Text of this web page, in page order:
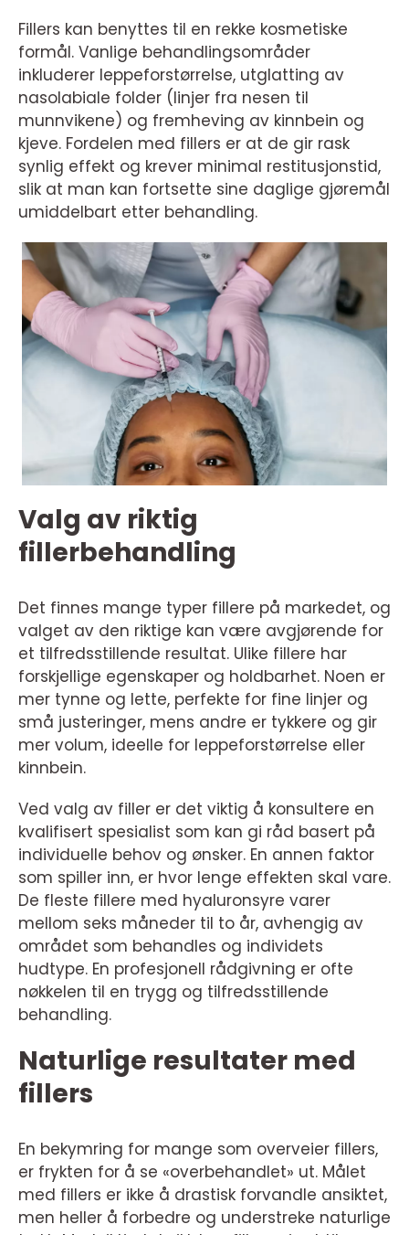
Fillers kan benyttes til en rekke kosmetiske
formål. Vanlige behandlingsområder
inkluderer leppeforstørrelse, utglatting av
nasolabiale folder (linjer fra nesen til
munnvikene) og fremheving av kinnbein og
kjeve. Fordelen med fillers er at de gir rask
synlig effekt og krever minimal restitusjonstid,
slik at man kan fortsette sine daglige gjøremål
umiddelbart etter behandling.
Valg av riktig
fillerbehandling
Det finnes mange typer fillere på markedet, og
valget av den riktige kan være avgjørende for
et tilfredsstillende resultat. Ulike fillere har
forskjellige egenskaper og holdbarhet. Noen er
mer tynne og lette, perfekte for fine linjer og
små justeringer, mens andre er tykkere og gir
mer volum, ideelle for leppeforstørrelse eller
kinnbein.
Ved valg av filler er det viktig å konsultere en
kvalifisert spesialist som kan gi råd basert på
individuelle behov og ønsker. En annen faktor
som spiller inn, er hvor lenge effekten skal vare.
De fleste fillere med hyaluronsyre varer
mellom seks måneder til to år, avhengig av
området som behandles og individets
hudtype. En profesjonell rådgivning er ofte
nøkkelen til en trygg og tilfredsstillende
behandling.
Naturlige resultater med
fillers
En bekymring for mange som overveier fillers,
er frykten for å se «overbehandlet» ut. Målet
med fillers er ikke å drastisk forvandle ansiktet,
men heller å forbedre og understreke naturlige